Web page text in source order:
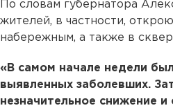
По словам губернатора
жителей, в частности,
набережным, а также в
«В самом начале недели
выявленных заболевших.
незначительное снижение и